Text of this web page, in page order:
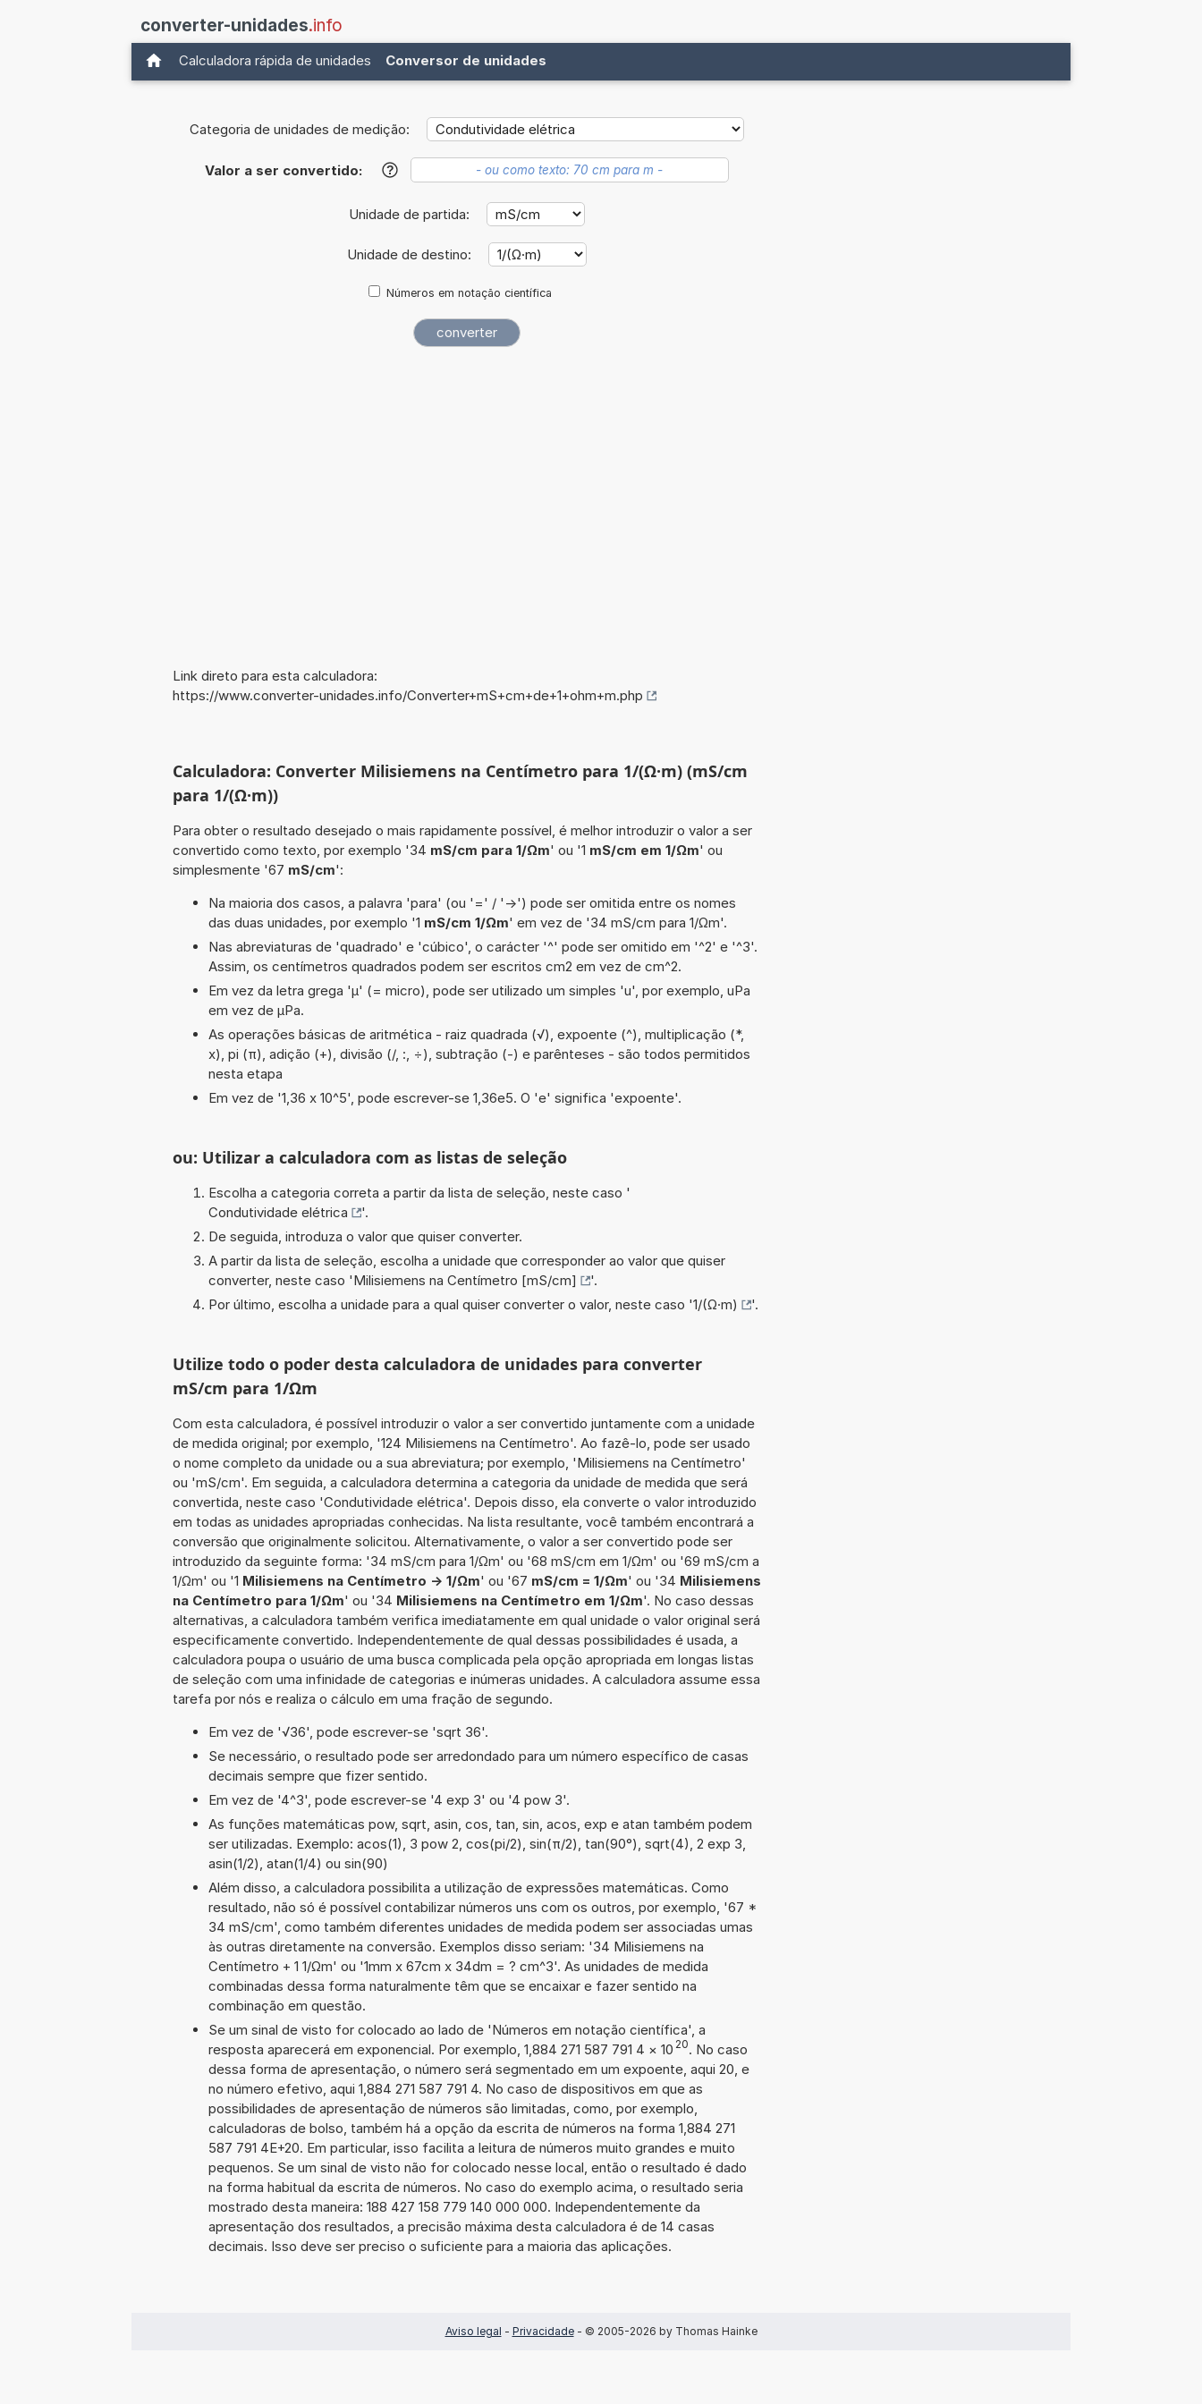
converter-unidades.info
Calculadora rápida de unidades Conversor de unidades
Categoria de unidades de medição:
Valor a ser convertido: ?
Unidade de partida:
Unidade de destino:
Números em notação científica
Link direto para esta calculadora:
https://www.converter-unidades.info/Converter+mS+cm+de+1+ohm+m.php
Calculadora: Converter Milisiemens na Centímetro para 1/(Ω·m) (mS/cm
para 1/(Ω·m))
Para obter o resultado desejado o mais rapidamente possível, é melhor introduzir o valor a ser
convertido como texto, por exemplo '34 mS/cm para 1/Ωm' ou '1 mS/cm em 1/Ωm' ou
simplesmente '67 mS/cm':
Na maioria dos casos, a palavra 'para' (ou '=' / '->') pode ser omitida entre os nomes
das duas unidades, por exemplo '1 mS/cm 1/Ωm' em vez de '34 mS/cm para 1/Ωm'.
Nas abreviaturas de 'quadrado' e 'cúbico', o carácter '^' pode ser omitido em '^2' e '^3'.
Assim, os centímetros quadrados podem ser escritos cm2 em vez de cm^2.
Em vez da letra grega 'µ' (= micro), pode ser utilizado um simples 'u', por exemplo, uPa
em vez de µPa.
As operações básicas de aritmética - raiz quadrada (√), expoente (^), multiplicação (*,
x), pi (π), adição (+), divisão (/, :, ÷), subtração (-) e parênteses - são todos permitidos
nesta etapa
Em vez de '1,36 x 10^5', pode escrever-se 1,36e5. O 'e' significa 'expoente'.
ou: Utilizar a calculadora com as listas de seleção
Escolha a categoria correta a partir da lista de seleção, neste caso '
Condutividade elétrica
'.
De seguida, introduza o valor que quiser converter.
A partir da lista de seleção, escolha a unidade que corresponder ao valor que quiser
converter, neste caso 'Milisiemens na Centímetro [mS/cm]
'.
Por último, escolha a unidade para a qual quiser converter o valor, neste caso '1/(Ω·m) '.
Utilize todo o poder desta calculadora de unidades para converter
mS/cm para 1/Ωm
Com esta calculadora, é possível introduzir o valor a ser convertido juntamente com a unidade
de medida original; por exemplo, '124 Milisiemens na Centímetro'. Ao fazê-lo, pode ser usado
o nome completo da unidade ou a sua abreviatura; por exemplo, 'Milisiemens na Centímetro'
ou 'mS/cm'. Em seguida, a calculadora determina a categoria da unidade de medida que será
convertida, neste caso 'Condutividade elétrica'. Depois disso, ela converte o valor introduzido
em todas as unidades apropriadas conhecidas. Na lista resultante, você também encontrará a
conversão que originalmente solicitou. Alternativamente, o valor a ser convertido pode ser
introduzido da seguinte forma: '34 mS/cm para 1/Ωm' ou '68 mS/cm em 1/Ωm' ou '69 mS/cm a
1/Ωm' ou '1 Milisiemens na Centímetro -> 1/Ωm' ou '67 mS/cm = 1/Ωm' ou '34 Milisiemens
na Centímetro para 1/Ωm' ou '34 Milisiemens na Centímetro em 1/Ωm'. No caso dessas
alternativas, a calculadora também verifica imediatamente em qual unidade o valor original será
especificamente convertido. Independentemente de qual dessas possibilidades é usada, a
calculadora poupa o usuário de uma busca complicada pela opção apropriada em longas listas
de seleção com uma infinidade de categorias e inúmeras unidades. A calculadora assume essa
tarefa por nós e realiza o cálculo em uma fração de segundo.
Em vez de '√36', pode escrever-se 'sqrt 36'.
Se necessário, o resultado pode ser arredondado para um número específico de casas
decimais sempre que fizer sentido.
Em vez de '4^3', pode escrever-se '4 exp 3' ou '4 pow 3'.
As funções matemáticas pow, sqrt, asin, cos, tan, sin, acos, exp e atan também podem
ser utilizadas. Exemplo: acos(1), 3 pow 2, cos(pi/2), sin(π/2), tan(90°), sqrt(4), 2 exp 3,
asin(1/2), atan(1/4) ou sin(90)
Além disso, a calculadora possibilita a utilização de expressões matemáticas. Como
resultado, não só é possível contabilizar números uns com os outros, por exemplo, '67 *
34 mS/cm', como também diferentes unidades de medida podem ser associadas umas
às outras diretamente na conversão. Exemplos disso seriam: '34 Milisiemens na
Centímetro + 1 1/Ωm' ou '1mm x 67cm x 34dm = ? cm^3'. As unidades de medida
combinadas dessa forma naturalmente têm que se encaixar e fazer sentido na
combinação em questão.
Se um sinal de visto for colocado ao lado de 'Números em notação científica', a
resposta aparecerá em exponencial. Por exemplo, 1,884 271 587 791 4 × 10 20. No caso
dessa forma de apresentação, o número será segmentado em um expoente, aqui 20, e
no número efetivo, aqui 1,884 271 587 791 4. No caso de dispositivos em que as
possibilidades de apresentação de números são limitadas, como, por exemplo,
calculadoras de bolso, também há a opção da escrita de números na forma 1,884 271
587 791 4E+20. Em particular, isso facilita a leitura de números muito grandes e muito
pequenos. Se um sinal de visto não for colocado nesse local, então o resultado é dado
na forma habitual da escrita de números. No caso do exemplo acima, o resultado seria
mostrado desta maneira: 188 427 158 779 140 000 000. Independentemente da
apresentação dos resultados, a precisão máxima desta calculadora é de 14 casas
decimais. Isso deve ser preciso o suficiente para a maioria das aplicações.
Aviso legal - Privacidade- © 2005-2026 by Thomas Hainke